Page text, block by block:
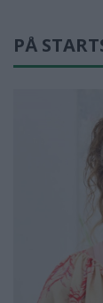
PÅ